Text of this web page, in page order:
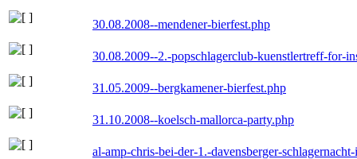
30.08.2008--mendener-bierfest.php
30.08.2009--2.-popschlagerclub-kuenstlertreff-for-
31.05.2009--bergkamener-bierfest.php
31.10.2008--koelsch-mallorca-party.php
al-amp-chris-bei-der-1.-davensberger-